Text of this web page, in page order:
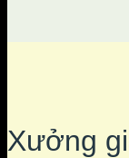
Xưởng